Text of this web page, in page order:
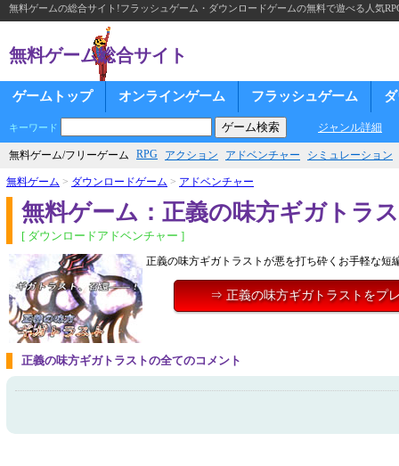
無料ゲームの総合サイト!フラッシュゲーム・ダウンロードゲームの無料で遊べる人気
無料ゲーム総合サイト
ゲームトップ オンラインゲーム フラッシュゲーム
キーワード ジャンル詳細
無料ゲーム/フリーゲーム RPG アクション アドベンチャー シミュレーション
無料ゲーム > ダウンロードゲーム > アドベンチャー
無料ゲーム：正義の味方ギガトラ
[ ダウンロードアドベンチャー ]
正義の味方ギガトラストが悪を打ち砕くお手軽な短
⇒ 正義の味方ギガトラストをプ
正義の味方ギガトラストの全てのコメント